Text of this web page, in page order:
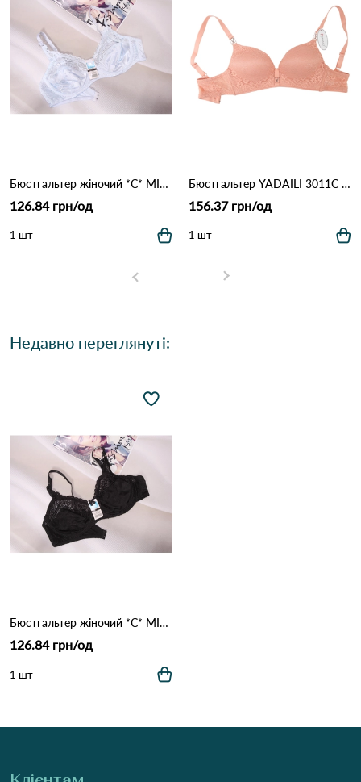
Бюстгальтер жіночий *C* MIS AITOR 8016 3.3 Білий
126.84 грн/од
1 шт
Бюстгальтер YADAILI 3011С 2,2 Персиковий
156.37 грн/од
1 шт
Недавно переглянуті:
Бюстгальтер жіночий *C* MIS AITOR 8016 3.3 Чорний
126.84 грн/од
1 шт